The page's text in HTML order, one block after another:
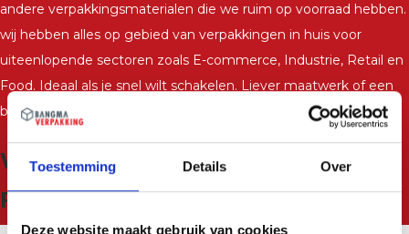
Toestemming Details Over
Deze website maakt gebruik van cookies
andere verpakkingsmaterialen die we ruim op voorraad hebben.
wij hebben alles op gebied van verpakkingen in huis voor
uiteenlopende sectoren zoals E-commerce, Industrie, Retail en
Food. Ideaal als je snel wilt schakelen. Liever maatwerk of een
bedrukte variant? Ook dat regelen we.
Waar ben je naar op zoek?
Filter